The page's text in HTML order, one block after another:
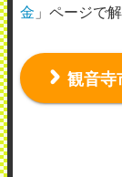
金 」ページで
観音寺